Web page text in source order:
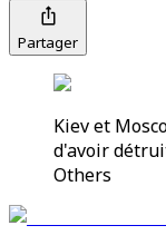
Partager
Kiev et
d'avoir
Others